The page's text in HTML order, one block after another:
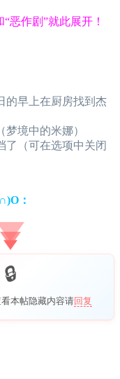
恶作剧”就此展开！
的早上在厨房找到杰
境中的米娜）
了（可在选项中关闭
：
本帖隐藏内容请回复